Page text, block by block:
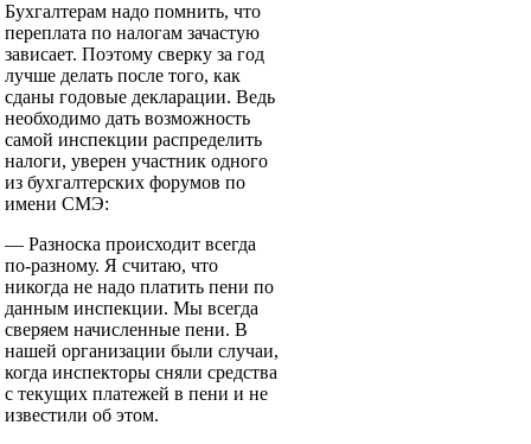
Бухгалтерам надо помнить, что
переплата по налогам зачастую
зависает. Поэтому сверку за год
лучше делать после того, как
сданы годовые декларации. Ведь
необходимо дать возможность
самой инспекции распределить
налоги, уверен участник одного
из бухгалтерских форумов по
имени СМЭ:
— Разноска происходит всегда
по-разному. Я считаю, что
никогда не надо платить пени по
данным инспекции. Мы всегда
сверяем начисленные пени. В
нашей организации были случаи,
когда инспекторы сняли средства
с текущих платежей в пени и не
известили об этом.